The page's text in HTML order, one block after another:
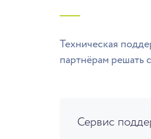
Техническая
партнёрам решать
Сервис